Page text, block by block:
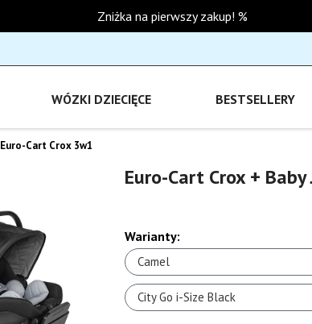
Zniżka na pierwszy zakup! %
WÓZKI DZIECIĘCE BESTSELLERY
Euro-Cart Crox 3w1
Euro-Cart Crox +
Warianty:
Camel
City Go i-Size Black